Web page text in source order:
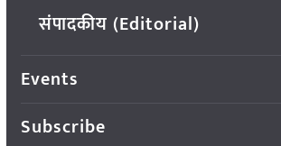
संपादकीय (Editorial)
Events
Subscribe